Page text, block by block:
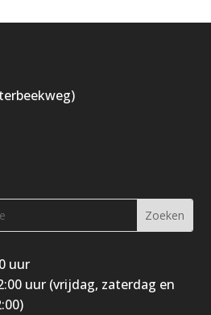
uur
uur (vrijdag, zaterdag en